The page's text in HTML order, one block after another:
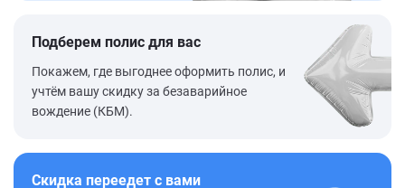
Подберем полис для вас
Покажем, где выгоднее оформить полис, и
учтём вашу скидку за безаварийное
вождение (КБМ).
Скидка переедет с вами